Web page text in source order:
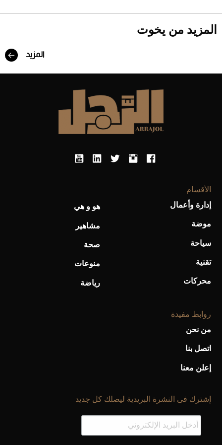
Aston Martin Valiant: على هوى الأبطال
أفضل تدريج للشعر الطويل لإطلالة جريئة وعصرية
أحذية Mary Jane: ترف وأناقة للرجال
المزيد من يخوت
المزيد
الأقسام
إدارة وأعمال
موضة
سياحة
تقنية
محركات
هو و هي
مشاهير
صحة
منوعات
رياضة
روابط مفيدة
من نحن
اتصل بنا
إعلن معنا
إشترك فى النشرة البريدية ليصلك كل جديد